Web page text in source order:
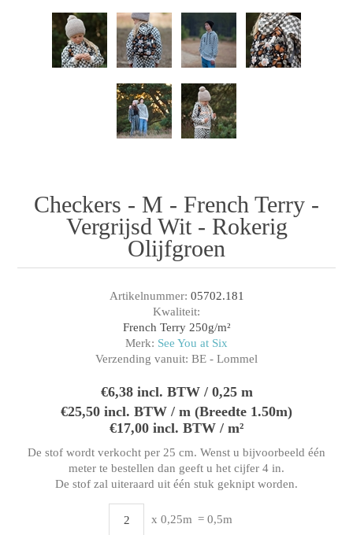
Checkers - M - French Terry -
Vergrijsd Wit - Rokerig
Olijfgroen
Artikelnummer: 05702.181
Kwaliteit:
French Terry 250g/m²
Merk: See You at Six
Verzending vanuit: BE - Lommel
€6,38 incl. BTW / 0,25 m
€25,50 incl. BTW / m (Breedte 1.50m)
€17,00 incl. BTW / m²
De stof wordt verkocht per 25 cm. Wenst u bijvoorbeeld één
meter te bestellen dan geeft u het cijfer 4 in.
De stof zal uiteraard uit één stuk geknipt worden.
x 0,25m = 0,5m